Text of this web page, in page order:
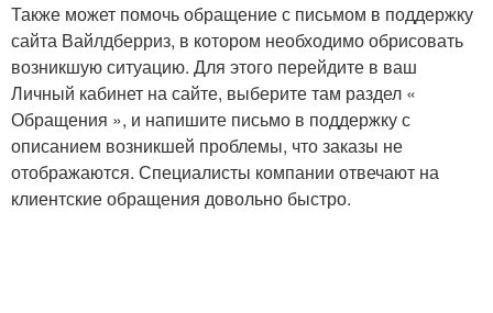
Также может помочь обращение с письмом в поддержку
сайта Вайлдберриз, в котором необходимо обрисовать
возникшую ситуацию. Для этого перейдите в ваш
Личный кабинет на сайте, выберите там раздел «
Обращения », и напишите письмо в поддержку с
описанием возникшей проблемы, что заказы не
отображаются. Специалисты компании отвечают на
клиентские обращения довольно быстро.